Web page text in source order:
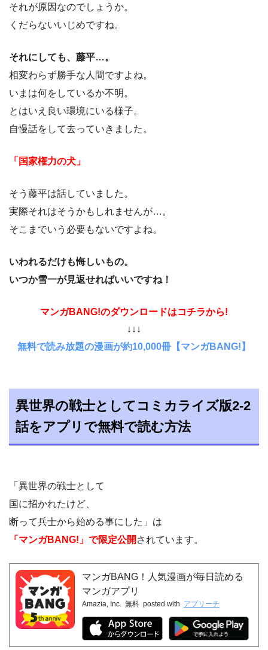
それが原因なのでしょうか。
くだらないいじめですね。
それにしても、藤平…。
相変わらず勝手な人間ですよね。
いまは何をしているか不明。
とはいえ良い環境にいる様子。
自慢話をして去っていきました。
「国家権力の犬」
そう藤平は話していました。
実際それはそうかもしれませんが…。
そこまでいう必要もないですよね。
いわれるだけも悔しいもの。
いつか雪一が見返せればいいですね！
マンガBANG!のダウンロードはコチラから!
↓↓↓
無料で読み放題の漫画が約10,000冊【マンガBANG!】
異世界の戦士としてコミカライズ版2-2
話をアプリで無料で読む方法
「異世界の戦士として
国に招かれたけど、
断って兵士から始める事にした」は
「マンガBANG!」で限定公開 されています。
マンガBANG！人気漫画が毎日読める
マンガアプリ
Amazia, Inc. 無料 posted with アプリーチ